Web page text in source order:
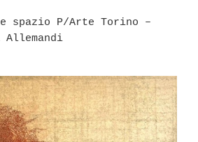
spazio P/Arte Torino –